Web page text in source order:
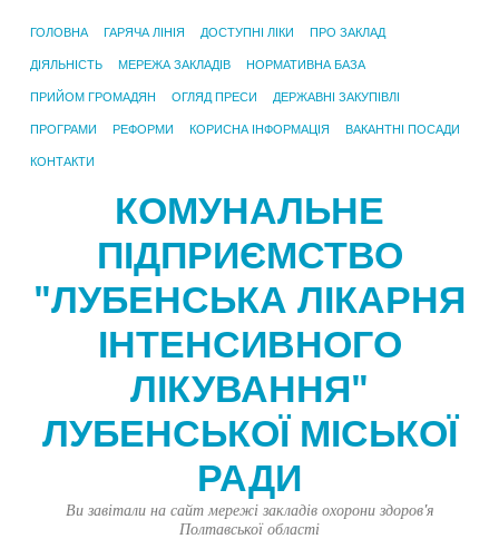
ГОЛОВНА ГАРЯЧА ЛІНІЯ ДОСТУПНІ ЛІКИ ПРО ЗАКЛАД
ДІЯЛЬНІСТЬ МЕРЕЖА ЗАКЛАДІВ НОРМАТИВНА БАЗА
ПРИЙОМ ГРОМАДЯН ОГЛЯД ПРЕСИ ДЕРЖАВНІ ЗАКУПІВЛІ
ПРОГРАМИ РЕФОРМИ КОРИСНА ІНФОРМАЦІЯ ВАКАНТНІ ПОСАДИ
КОНТАКТИ
КОМУНАЛЬНЕ
ПІДПРИЄМСТВО
"ЛУБЕНСЬКА ЛІКАРНЯ
ІНТЕНСИВНОГО
ЛІКУВАННЯ"
ЛУБЕНСЬКОЇ МІСЬКОЇ
РАДИ
Ви завітали на сайт мережі закладів охорони здоров'я
Полтавської області